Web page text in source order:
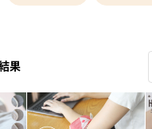
果